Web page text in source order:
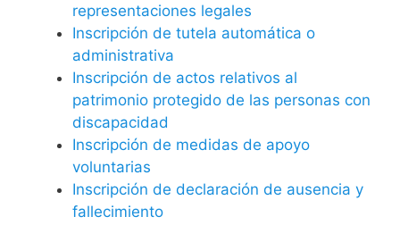
representaciones legales
Inscripción de tutela automática o
administrativa
Inscripción de actos relativos al
patrimonio protegido de las personas con
discapacidad
Inscripción de medidas de apoyo
voluntarias
Inscripción de declaración de ausencia y
fallecimiento